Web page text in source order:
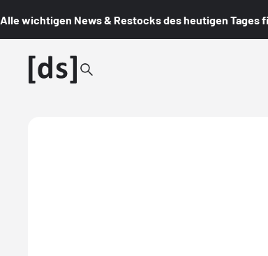
Alle wichtigen News & Restocks des heutigen Tages